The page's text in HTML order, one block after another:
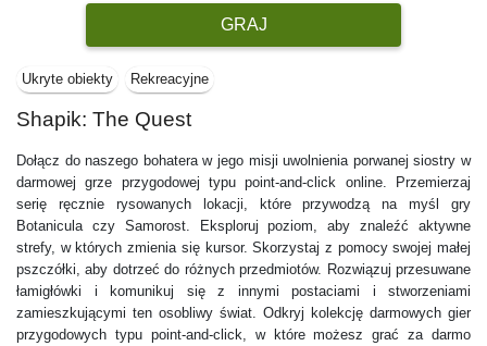
GRAJ
Ukryte obiekty Rekreacyjne
Shapik: The Quest
Dołącz do naszego bohatera w jego misji uwolnienia porwanej siostry w
darmowej grze przygodowej typu point-and-click online. Przemierzaj
serię ręcznie rysowanych lokacji, które przywodzą na myśl gry
Botanicula czy Samorost. Eksploruj poziom, aby znaleźć aktywne
strefy, w których zmienia się kursor. Skorzystaj z pomocy swojej małej
pszczółki, aby dotrzeć do różnych przedmiotów. Rozwiązuj przesuwane
łamigłówki i komunikuj się z innymi postaciami i stworzeniami
zamieszkującymi ten osobliwy świat. Odkryj kolekcję darmowych gier
przygodowych typu point-and-click, w które możesz grać za darmo